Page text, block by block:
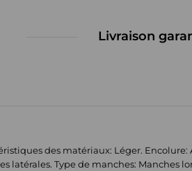
Livraison
des matériaux: Léger. Encolure:
latérales. Type de manches: Manches